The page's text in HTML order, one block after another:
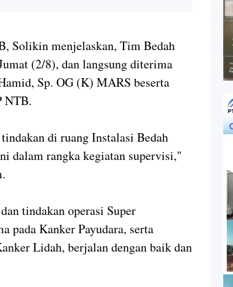
Solikin menjelaskan, Tim Bedah
(2/8), dan langsung diterima
Sp. OG (K) MARS beserta
NTB.
di ruang Instalasi Bedah
dalam rangka kegiatan supervisi,"
tindakan operasi Super
pada Kanker Payudara, serta
Lidah, berjalan dengan baik dan